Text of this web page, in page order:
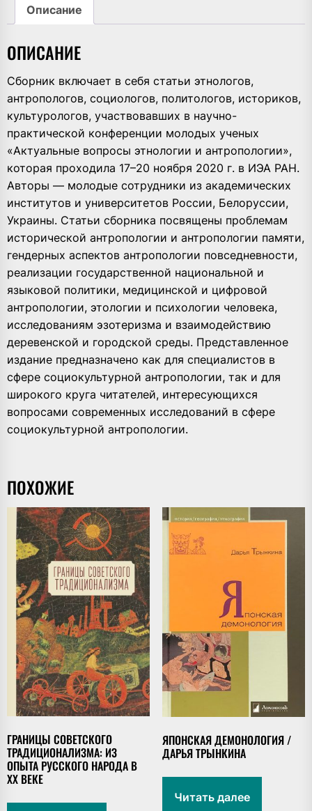
Описание
ОПИСАНИЕ
Сборник включает в себя статьи этнологов,
антропологов, социологов, политологов, историков,
культурологов, участвовавших в научно-
практической конференции молодых ученых
«Актуальные вопросы этнологии и антропологии»,
которая проходила 17–20 ноября 2020 г. в ИЭА РАН.
Авторы — молодые сотрудники из академических
институтов и университетов России, Белоруссии,
Украины. Статьи сборника посвящены проблемам
исторической антропологии и антропологии памяти,
гендерных аспектов антропологии повседневности,
реализации государственной национальной и
языковой политики, медицинской и цифровой
антропологии, этологии и психологии человека,
исследованиям эзотеризма и взаимодействию
деревенской и городской среды. Представленное
издание предназначено как для специалистов в
сфере социокультурной антропологии, так и для
широкого круга читателей, интересующихся
вопросами современных исследований в сфере
социокультурной антропологии.
ПОХОЖИЕ
ГРАНИЦЫ СОВЕТСКОГО
ТРАДИЦИОНАЛИЗМА: ИЗ
ОПЫТА РУССКОГО НАРОДА В
XX ВЕКЕ
ЯПОНСКАЯ ДЕМОНОЛОГИЯ /
ДАРЬЯ ТРЫНКИНА
Читать далее